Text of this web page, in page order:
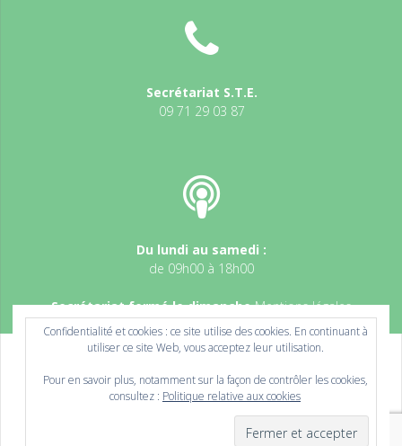
Confidentialité et cookies : ce site utilise des cookies. En continuant à
utiliser ce site Web, vous acceptez leur utilisation.
Pour en savoir plus, notamment sur la façon de contrôler les cookies,
consultez : Politique relative aux cookies
Secrétariat S.T.E.
09 71 29 03 87
Du lundi au samedi :
de 09h00 à 18h00
Secrétariat fermé le dimanche Mentions légales
© 2026 Formations aux thérapies énergétiques à Pont-à-
Mousson entre Nancy et Metz. Built using WordPress and